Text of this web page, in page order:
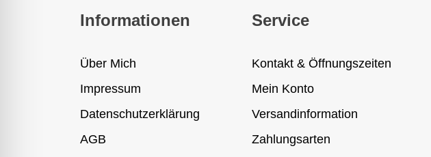
Informationen
Über Mich
Impressum
Datenschutzerklärung
AGB
Service
Kontakt & Öffnungszeiten
Mein Konto
Versandinformation
Zahlungsarten